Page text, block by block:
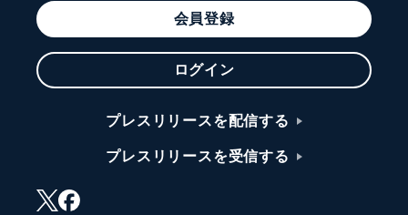
会員登録
ログイン
プレスリリースを配信する
プレスリリースを受信する